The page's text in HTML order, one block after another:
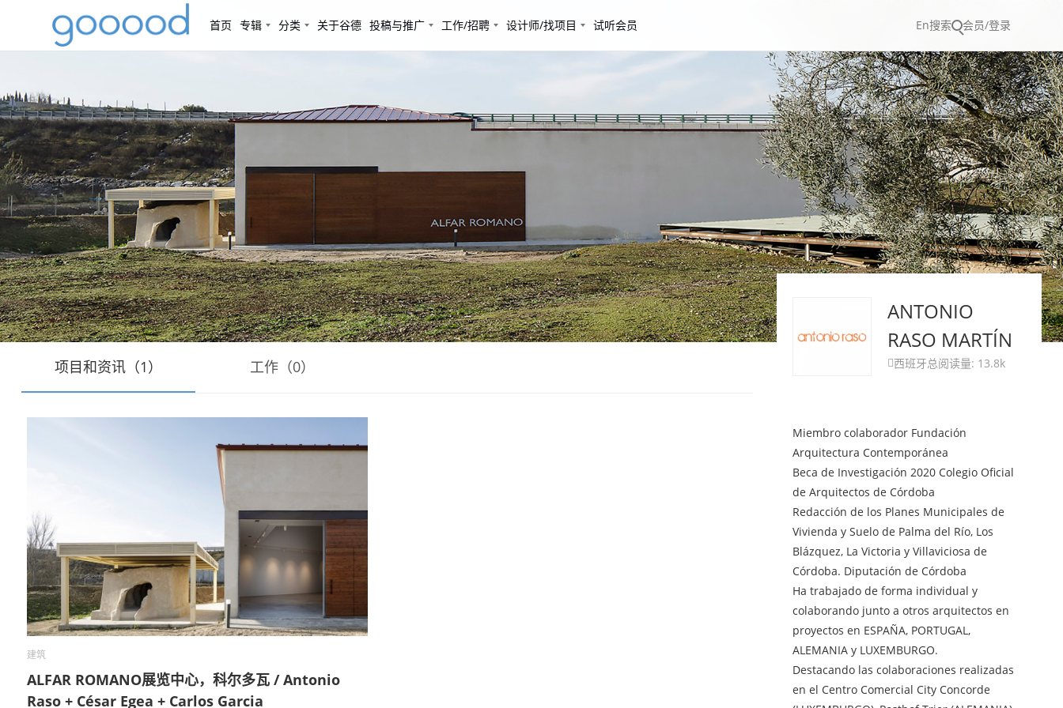
首页 专辑 分类 关于谷德 投稿与推广 工作/招聘 设计师/找项目 试听会员 En搜索 会员/登录
项目和资讯（1） 工作（0）
建筑
ALFAR ROMANO展览中心，科尔多瓦 / Antonio
Raso + César Egea + Carlos Garcia
ANTONIO
RASO MARTÍN
 西班牙总阅读量: 13.8k
Miembro colaborador Fundación
Arquitectura Contemporánea
Beca de Investigación 2020 Colegio Oficial
de Arquitectos de Córdoba
Redacción de los Planes Municipales de
Vivienda y Suelo de Palma del Río, Los
Blázquez, La Victoria y Villaviciosa de
Córdoba. Diputación de Córdoba
Ha trabajado de forma individual y
colaborando junto a otros arquitectos en
proyectos en ESPAÑA, PORTUGAL,
ALEMANIA y LUXEMBURGO.
Destacando las colaboraciones realizadas
en el Centro Comercial City Concorde